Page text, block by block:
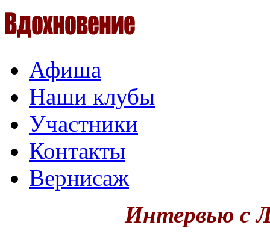
Афиша
Наши клубы
Участники
Контакты
Вернисаж
Интервью с